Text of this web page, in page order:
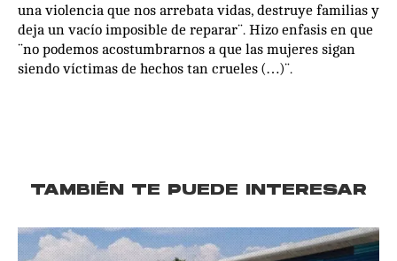
una violencia que nos arrebata vidas, destruye familias y
deja un vacío imposible de reparar¨. Hizo enfasis en que
¨no podemos acostumbrarnos a que las mujeres sigan
siendo víctimas de hechos tan crueles (…)¨.
TAMBIÉN TE PUEDE INTERESAR